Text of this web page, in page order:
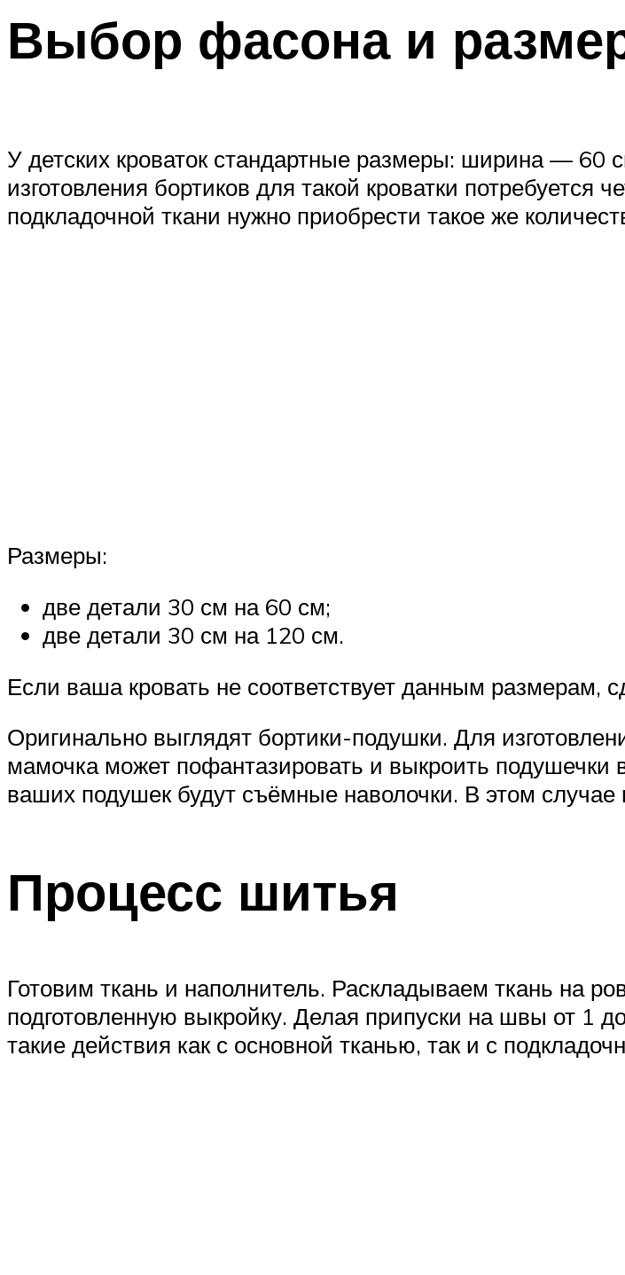
Выбор фасона и
У детских кроваток стандартные размеры: ширина —
изготовления бортиков для такой кроватки
подкладочной ткани нужно приобрести такое же
Размеры:
две детали 30 см на 60 см;
две детали 30 см на 120 см.
Если ваша кровать не соответствует данным размерам,
Оригинально выглядят бортики-подушки. Для
мамочка может пофантазировать и выкроить
ваших подушек будут съёмные наволочки. В этом случае
Процесс шитья
Готовим ткань и наполнитель. Раскладываем ткань на
подготовленную выкройку. Делая припуски на швы от 1
такие действия как с основной тканью, так и с